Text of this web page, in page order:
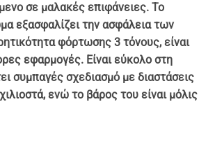
σε μαλακές επιφάνειες. Το
εξασφαλίζει την ασφάλεια των
φόρτωσης 3 τόνους, είναι
εφαρμογές. Είναι εύκολο στη
συμπαγές σχεδιασμό με διαστάσεις
ενώ το βάρος του είναι μόλις